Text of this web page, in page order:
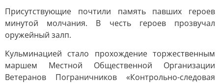
Присутствующие почтили память павших героев
минутой молчания. В честь героев прозвучал
оружейный залп.
Кульминацией стало прохождение торжественным
маршем Местной Общественной Организации
Ветеранов Пограничников «Контрольно-следовая